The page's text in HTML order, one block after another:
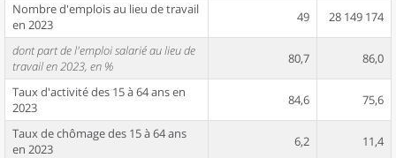
Nombre d'emplois au lieu de travail
en 2023
49 28 149 174
dont part de l'emploi salarié au lieu de
travail en 2023, en %
80,7 86,0
Taux d'activité des 15 à 64 ans en
2023
84,6 75,6
Taux de chômage des 15 à 64 ans
en 2023
6,2 11,4